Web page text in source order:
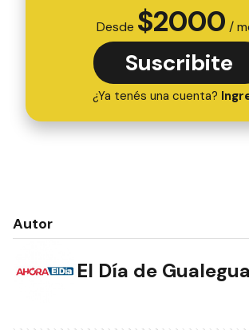
Desde $2000 /
Suscribite
¿Ya tenés una cuenta?
Autor
El Día de